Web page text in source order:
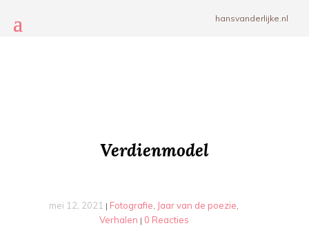
hansvanderlijke.nl
Verdienmodel
mei 12, 2021 | Fotografie, Jaar van de poezie,
Verhalen | 0 Reacties